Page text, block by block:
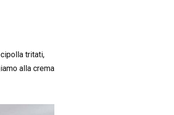
tritati,
alla crema